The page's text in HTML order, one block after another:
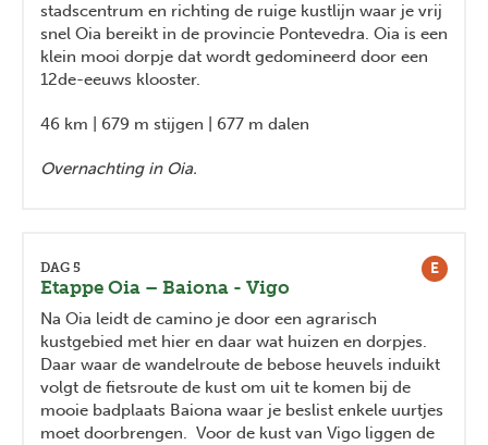
stadscentrum en richting de ruige kustlijn waar je vrij
snel Oia bereikt in de provincie Pontevedra. Oia is een
klein mooi dorpje dat wordt gedomineerd door een
12de-eeuws klooster.
46 km | 679 m stijgen | 677 m dalen
Overnachting in Oia.
E
DAG 5
Etappe Oia – Baiona - Vigo
Na Oia leidt de camino je door een agrarisch
kustgebied met hier en daar wat huizen en dorpjes.
Daar waar de wandelroute de bebose heuvels induikt
volgt de fietsroute de kust om uit te komen bij de
mooie badplaats Baiona waar je beslist enkele uurtjes
moet doorbrengen. Voor de kust van Vigo liggen de